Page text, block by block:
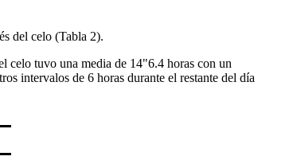
del celo (Tabla 2).
celo tuvo una media de 14"6.4 horas con un
intervalos de 6 horas durante el restante del día